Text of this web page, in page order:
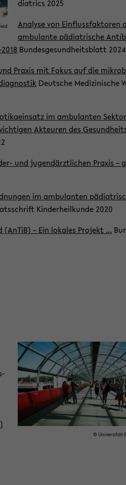
diatrics 2025
Ana­ly­se von Ein­fluss­fak­to­ren
am­bu­lan­te päd­ia­tri­sche
Bun­des­ge­sund­heits­blatt 2024
Pra­xis mit Fokus auf die
Deut­sche Me­di­zi­ni­sche
im am­bu­lan­ten
Ak­teu­ren des
und jugen­därzt­li­chen Pra­xis –
im am­bu­lan­ten
Kin­der­heil­kun­de 2020
– Ein lo­ka­les Pro­jekt ...
© Uni­ver­si­tät